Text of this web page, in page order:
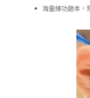
海量練功題本，